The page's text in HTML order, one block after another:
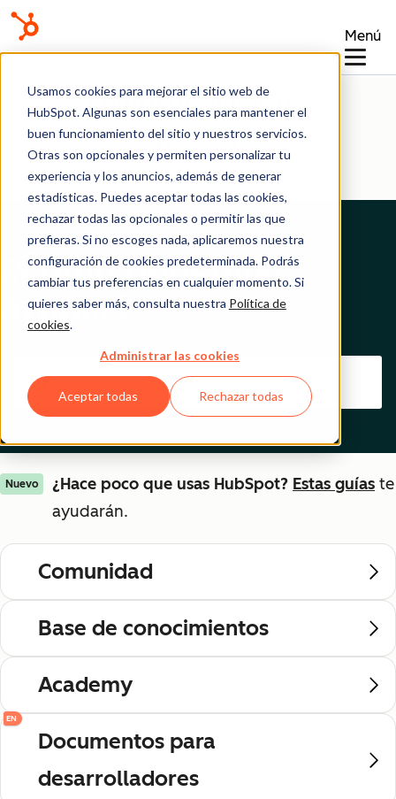
Usamos cookies para mejorar el sitio web de
HubSpot. Algunas son esenciales para mantener el
buen funcionamiento del sitio y nuestros servicios.
Otras son opcionales y permiten personalizar tu
experiencia y los anuncios, además de generar
estadísticas. Puedes aceptar todas las cookies,
rechazar todas las opcionales o permitir las que
prefieras. Si no escoges nada, aplicaremos nuestra
configuración de cookies predeterminada. Podrás
cambiar tus preferencias en cualquier momento. Si
quieres saber más, consulta nuestra Política de
cookies.
Administrar las cookies
Aceptar todas Rechazar todas
Menú
Centro de ayuda de
¿Cómo podemos
ayudar?
Nuevo ¿Hace poco que usas HubSpot? Estas guías te
ayudarán.
Comunidad
Base de conocimientos
Academy
EN
Documentos para
desarrolladores